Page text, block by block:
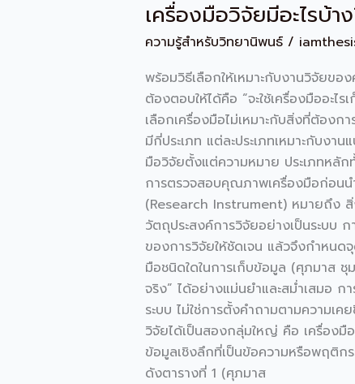
เครื่องมือวิจัยมีอะไรบ้า
ความรู้สำหรับวิทยานิพนธ์/
พร้อมวิธีเลือกให้เหมาะกับงานวิจัยข
ต้องตอบให้ได้คือ “จะใช้เครื่องมืออะไ
เลือกเครื่องมือไม่เหมาะกับสิ่งที่ต้องก
มีกี่ประเภท แต่ละประเภทเหมาะกับง
มือวิจัยตั้งแต่ความหมาย ประเภทหลัก
การตรวจสอบคุณภาพเครื่องมือก่อนนำ
(Research Instrument) หมายถึง
วัตถุประสงค์การวิจัยอย่างเป็นระบบ
ของการวิจัยให้ชัดเจน แล้วจึงกำหนด
มือชนิดใดในการเก็บข้อมูล (ศุภมาส
จริง” ได้อย่างแม่นยำและสม่ำเสมอ
ระบบ ไม่ใช่การตั้งคำถามตามความเ
วิจัยได้เป็นสองกลุ่มใหญ่ คือ เครื่องมื
ข้อมูลเชิงลึกที่เป็นข้อความหรือพฤติกร
ดังตารางที่ 1 (ศุภมาส
วิจัย
มี
บ้าง?